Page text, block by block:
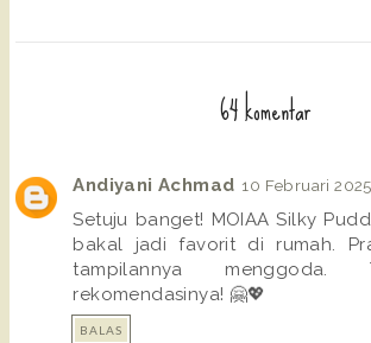
64 komentar
Andiyani Achmad 10 Februari
Setuju banget! MOIAA Silky
bakal jadi favorit di rumah.
tampilannya menggoda.
rekomendasinya! 🤗💖
BALAS